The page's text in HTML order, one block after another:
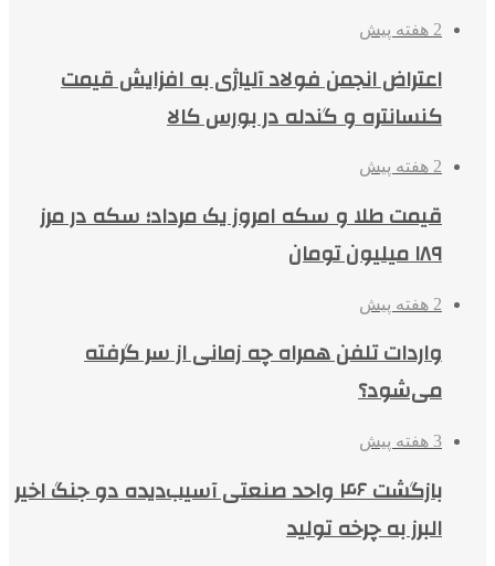
2 هفته پیش
اعتراض انجمن فولاد آلیاژی به افزایش قیمت
کنسانتره و گندله در بورس کالا
2 هفته پیش
قیمت طلا و سکه امروز یک مرداد؛ سکه در مرز
۱۸۹ میلیون تومان
2 هفته پیش
واردات تلفن همراه چه زمانی از سر گرفته
می‌شود؟
3 هفته پیش
بازگشت ۴۶ واحد صنعتی آسیب‌دیده دو جنگ اخیر
البرز به چرخه تولید